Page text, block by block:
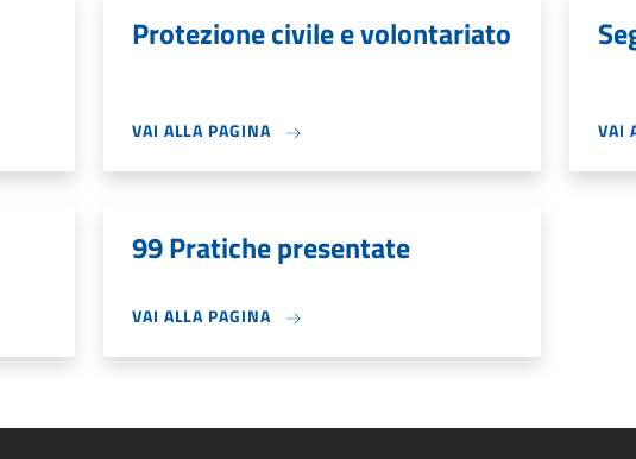
Protezione civile e volontariato
VAI ALLA PAGINA VAI
99 Pratiche presentate
VAI ALLA PAGINA